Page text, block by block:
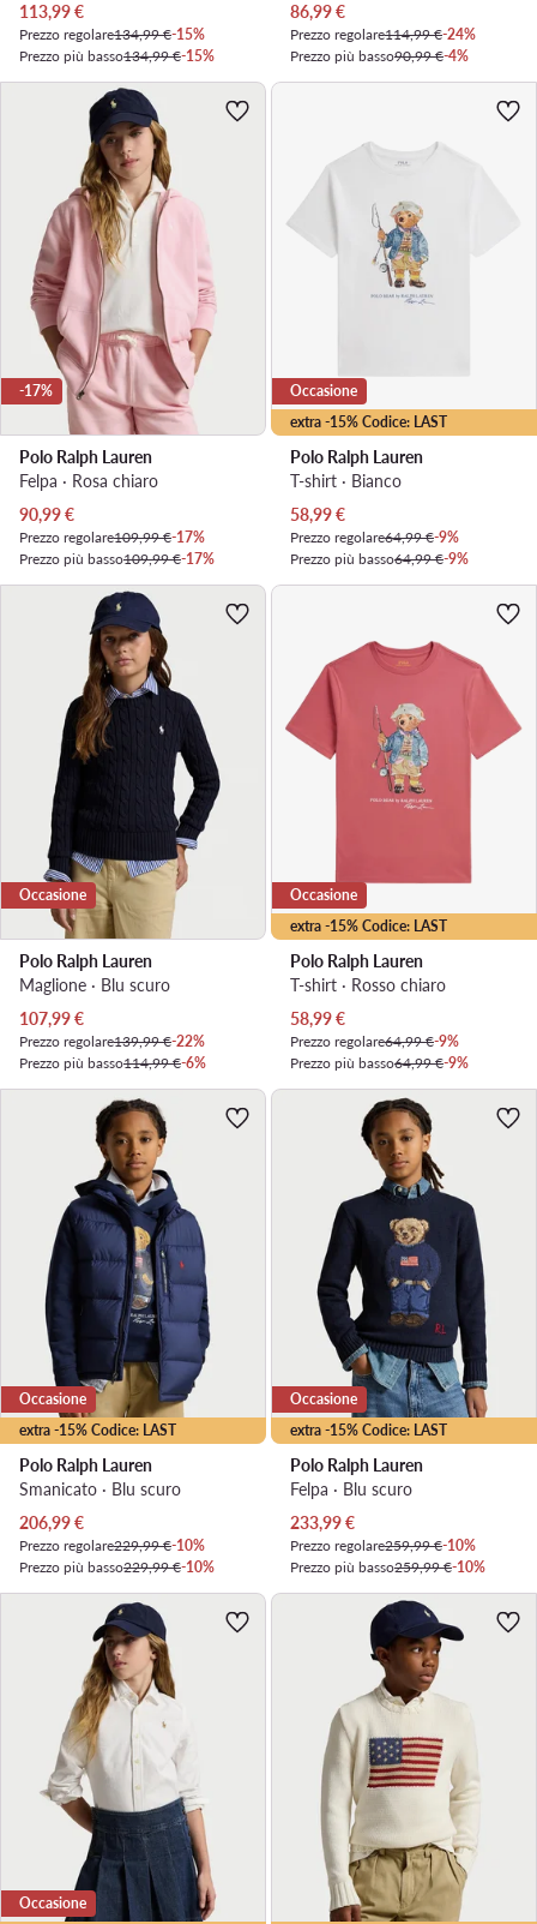
Prezzo attuale
113,99€
Prezzo regolare134,99 €-15%
Prezzo più basso134,99 €-15%
Prezzo attuale
86,99€
Prezzo regolare114,99 €-24%
Prezzo più basso90,99 €-4%
-17%
Polo Ralph Lauren
Felpa · Rosa chiaro
Prezzo attuale
90,99€
Prezzo regolare109,99 €-17%
Prezzo più basso109,99 €-17%
extra -15% Codice: LAST
Occasione
Polo Ralph Lauren
T-shirt · Bianco
Prezzo attuale
58,99€
Prezzo regolare64,99 €-9%
Prezzo più basso64,99 €-9%
Occasione
Polo Ralph Lauren
Maglione · Blu scuro
Prezzo attuale
107,99€
Prezzo regolare139,99 €-22%
Prezzo più basso114,99 €-6%
extra -15% Codice: LAST
Occasione
Polo Ralph Lauren
T-shirt · Rosso chiaro
Prezzo attuale
58,99€
Prezzo regolare64,99 €-9%
Prezzo più basso64,99 €-9%
extra -15% Codice: LAST
Occasione
Polo Ralph Lauren
Smanicato · Blu scuro
Prezzo attuale
206,99€
Prezzo regolare229,99 €-10%
Prezzo più basso229,99 €-10%
extra -15% Codice: LAST
Occasione
Polo Ralph Lauren
Felpa · Blu scuro
Prezzo attuale
233,99€
Prezzo regolare259,99 €-10%
Prezzo più basso259,99 €-10%
Occasione